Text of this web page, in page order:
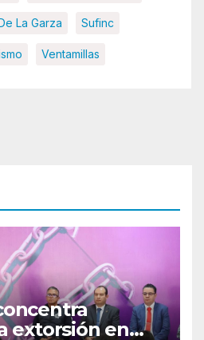
La Garza Sufinc
Ventamillas
extorsión en